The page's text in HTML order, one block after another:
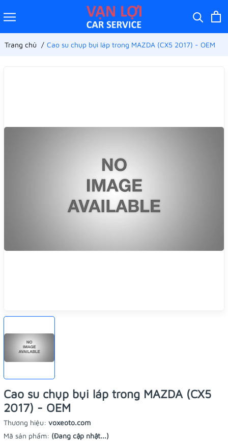
Trang chủ Cao su chụp bụi láp trong MAZDA (CX5 2017) - OEM
Cao su chụp bụi láp trong MAZDA (CX5
2017) - OEM
Thương hiệu: voxeoto.com
Mã sản phẩm: (Đang cập nhật...)